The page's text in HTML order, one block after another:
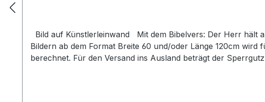
Bild auf Künstlerleinwand Mit dem Bibelvers: Der Herr hält alle, die da fallen, und richtet alle auf, die niedergeschlagen sind. Psalm 145,14 Beim Versand von
Bildern ab dem Format Breite 60 und/oder Länge 120cm
berechnet. Für den Versand ins Ausland beträgt der